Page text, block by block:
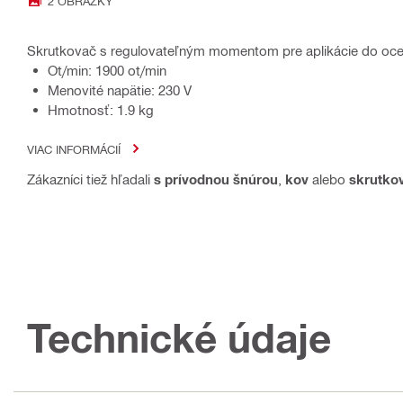
Skrutkovač s regulovateľným momentom pre aplikácie do
Ot/min: 1900 ot/min
Menovité napätie: 230 V
Hmotnosť: 1.9 kg
VIAC INFORMÁCIÍ
Zákazníci tiež hľadali s prívodnou šnúrou kov alebo
Technické údaje